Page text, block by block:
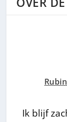
Ik blijf